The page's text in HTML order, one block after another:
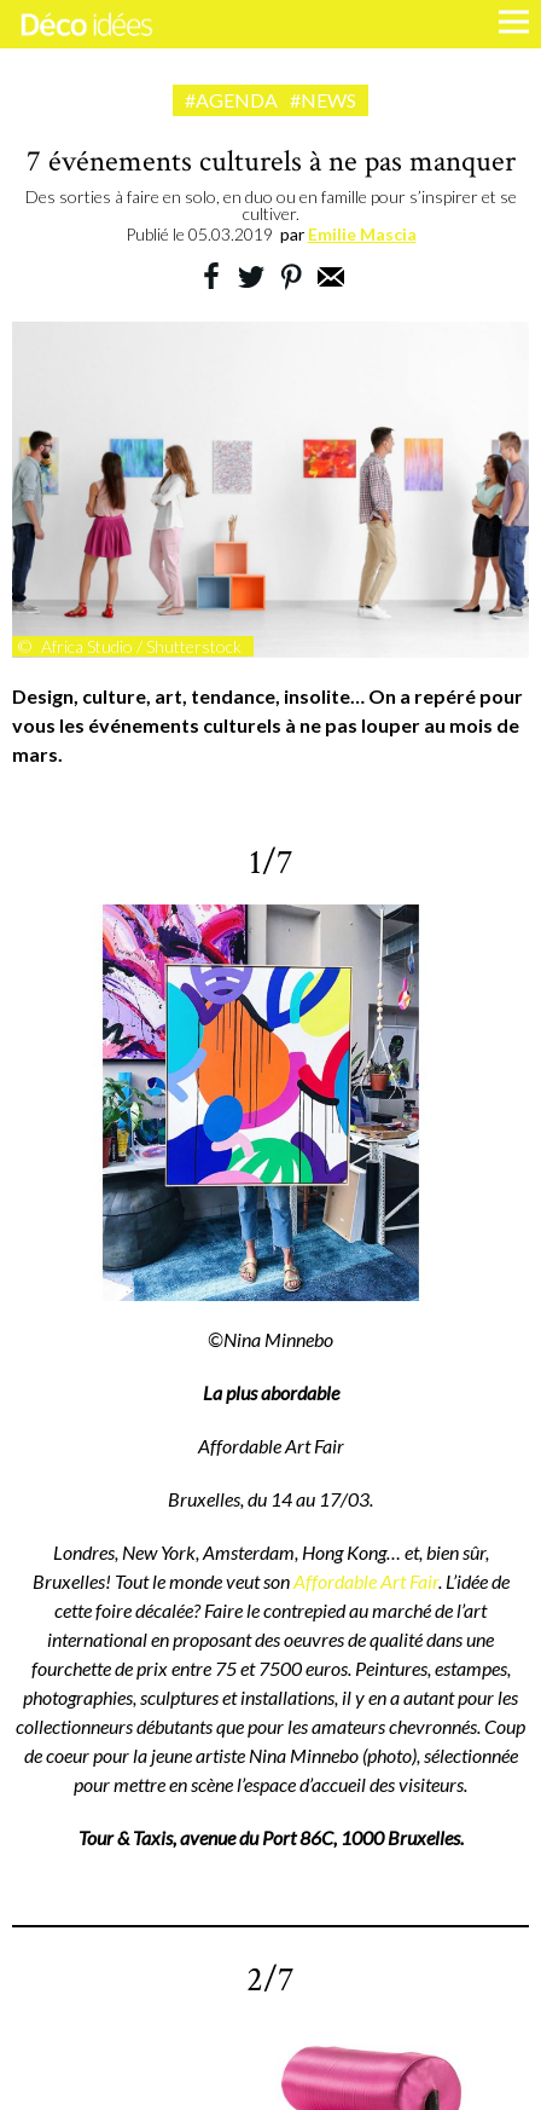
#AGENDA #NEWS
7 événements culturels à ne pas manquer
Des sorties à faire en solo, en duo ou en famille pour s’inspirer et se
cultiver.
Publié le 05.03.2019 par Emilie Mascia
© Africa Studio / Shutterstock
Design, culture, art, tendance, insolite… On a repéré pour
vous les événements culturels à ne pas louper au mois de
mars.
1/7
©Nina Minnebo
La plus abordable
Affordable Art Fair
Bruxelles, du 14 au 17/03.
Londres, New York, Amsterdam, Hong Kong… et, bien sûr,
Bruxelles! Tout le monde veut sonAffordable Art Fair. L’idée de
cette foire décalée? Faire le contrepied au marché de l’art
international en proposant des oeuvres de qualité dans une
fourchette de prix entre 75 et 7500 euros. Peintures, estampes,
photographies, sculptures et installations, il y en a autant pour les
collectionneurs débutants que pour les amateurs chevronnés. Coup
de coeur pour la jeune artiste Nina Minnebo (photo), sélectionnée
pour mettre en scène l’espace d’accueil des visiteurs.
Tour & Taxis, avenue du Port 86C, 1000 Bruxelles.
2/7